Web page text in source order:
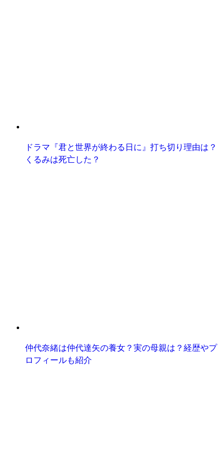
ドラマ『君と世界が終わる日に』打ち切り理由は？
くるみは死亡した？
仲代奈緒は仲代達矢の養女？実の母親は？経歴やプ
ロフィールも紹介